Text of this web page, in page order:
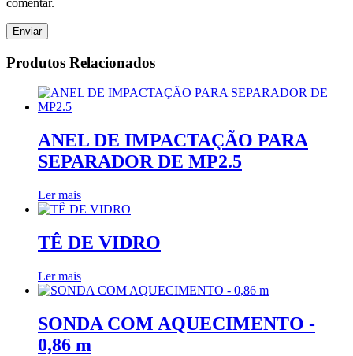
comentar.
Produtos Relacionados
ANEL DE IMPACTAÇÃO PARA
SEPARADOR DE MP2.5
Ler mais
TÊ DE VIDRO
Ler mais
SONDA COM AQUECIMENTO -
0,86 m